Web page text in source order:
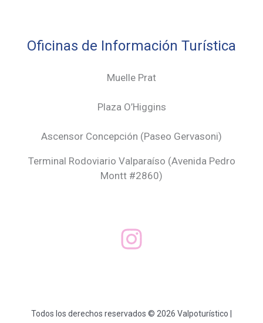
Oficinas de Información Turística
Muelle Prat
Plaza O’Higgins
Ascensor Concepción (Paseo Gervasoni)
Terminal Rodoviario Valparaíso (Avenida Pedro
Montt #2860)
Todos los derechos reservados © 2026 Valpoturístico |